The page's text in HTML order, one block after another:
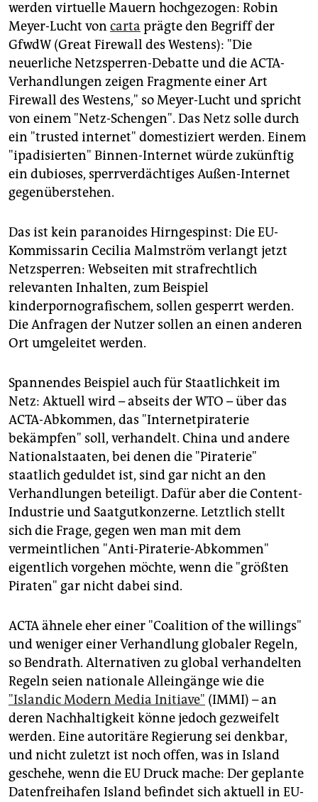
werden virtuelle Mauern hochgezogen: Robin
Meyer-Lucht von carta prägte den Begriff der
GfwdW (Great Firewall des Westens): "Die
neuerliche Netzsperren-Debatte und die ACTA-
Verhandlungen zeigen Fragmente einer Art
Firewall des Westens," so Meyer-Lucht und spricht
von einem "Netz-Schengen". Das Netz solle durch
ein "trusted internet" domestiziert werden. Einem
"ipadisierten" Binnen-Internet würde zukünftig
ein dubioses, sperrverdächtiges Außen-Internet
gegenüberstehen.
Das ist kein paranoides Hirngespinst: Die EU-
Kommissarin Cecilia Malmström verlangt jetzt
Netzsperren: Webseiten mit strafrechtlich
relevanten Inhalten, zum Beispiel
kinderpornografischem, sollen gesperrt werden.
Die Anfragen der Nutzer sollen an einen anderen
Ort umgeleitet werden.
Spannendes Beispiel auch für Staatlichkeit im
Netz: Aktuell wird – abseits der WTO – über das
ACTA-Abkommen, das "Internetpiraterie
bekämpfen" soll, verhandelt. China und andere
Nationalstaaten, bei denen die "Piraterie"
staatlich geduldet ist, sind gar nicht an den
Verhandlungen beteiligt. Dafür aber die Content-
Industrie und Saatgutkonzerne. Letztlich stellt
sich die Frage, gegen wen man mit dem
vermeintlichen "Anti-Piraterie-Abkommen"
eigentlich vorgehen möchte, wenn die "größten
Piraten" gar nicht dabei sind.
ACTA ähnele eher einer "Coalition of the willings"
und weniger einer Verhandlung globaler Regeln,
so Bendrath. Alternativen zu global verhandelten
Regeln seien nationale Alleingänge wie die
"Islandic Modern Media Initiave" (IMMI) – an
deren Nachhaltigkeit könne jedoch gezweifelt
werden. Eine autoritäre Regierung sei denkbar,
und nicht zuletzt ist noch offen, was in Island
geschehe, wenn die EU Druck mache: Der geplante
Datenfreihafen Island befindet sich aktuell in EU-